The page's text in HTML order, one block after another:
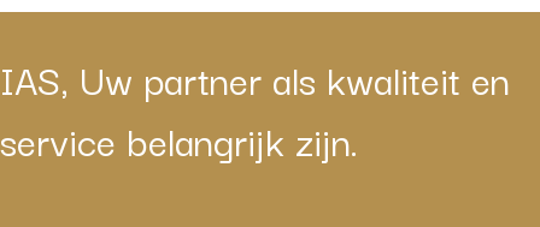
IAS, Uw partner als kwaliteit en
service belangrijk zijn.